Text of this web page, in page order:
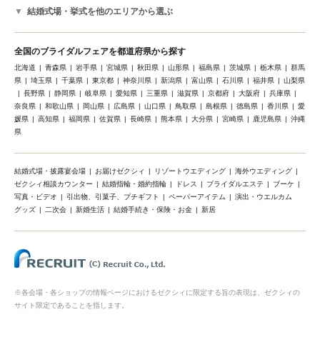
結婚式場・挙式を他のエリアから選ぶ
全国のブライダルフェアを都道府県から探す
北海道 青森県 岩手県 宮城県 秋田県 山形県 福島県 茨城県 栃木県
群馬
県
埼玉県 千葉県 東京都 神奈川県 新潟県 富山県 石川県 福井県
山梨県
長野県
静岡県 岐阜県 愛知県 三重県 滋賀県 京都府 大阪府
兵庫県
奈良県
和歌山県 岡山県 広島県 山口県 鳥取県 島根県 徳島県 香川県
愛
媛県
高知県 福岡県 佐賀県 長崎県 熊本県 大分県 宮崎県 鹿児島県
沖縄
県
結婚式場・披露宴会場 お届けゼクシィ リゾートウエディング
海外ウエディング
ゼクシィ相談カウンター
結婚指輪・婚約指輪 ドレス ブライダルエステ
ブーケ
写真・ビデオ
引出物、引菓子、プチギフト ペーパーアイテム
演出・ウエルカム
グッズ
二次会 新婚生活 結婚手続き・保険・お金 新居
※各会場・各ショップの情報ページにおけるゼクシィに限定する旨の表現は、ゼクシィの
サイト限定であることを指します。